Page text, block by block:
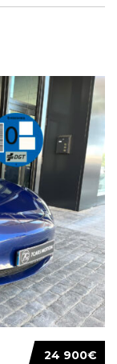
24 900€